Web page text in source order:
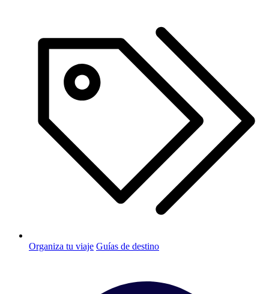
Organiza tu viaje Guías de destino